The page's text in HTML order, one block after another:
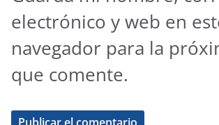
electrónico y web en
navegador para la
que comente.